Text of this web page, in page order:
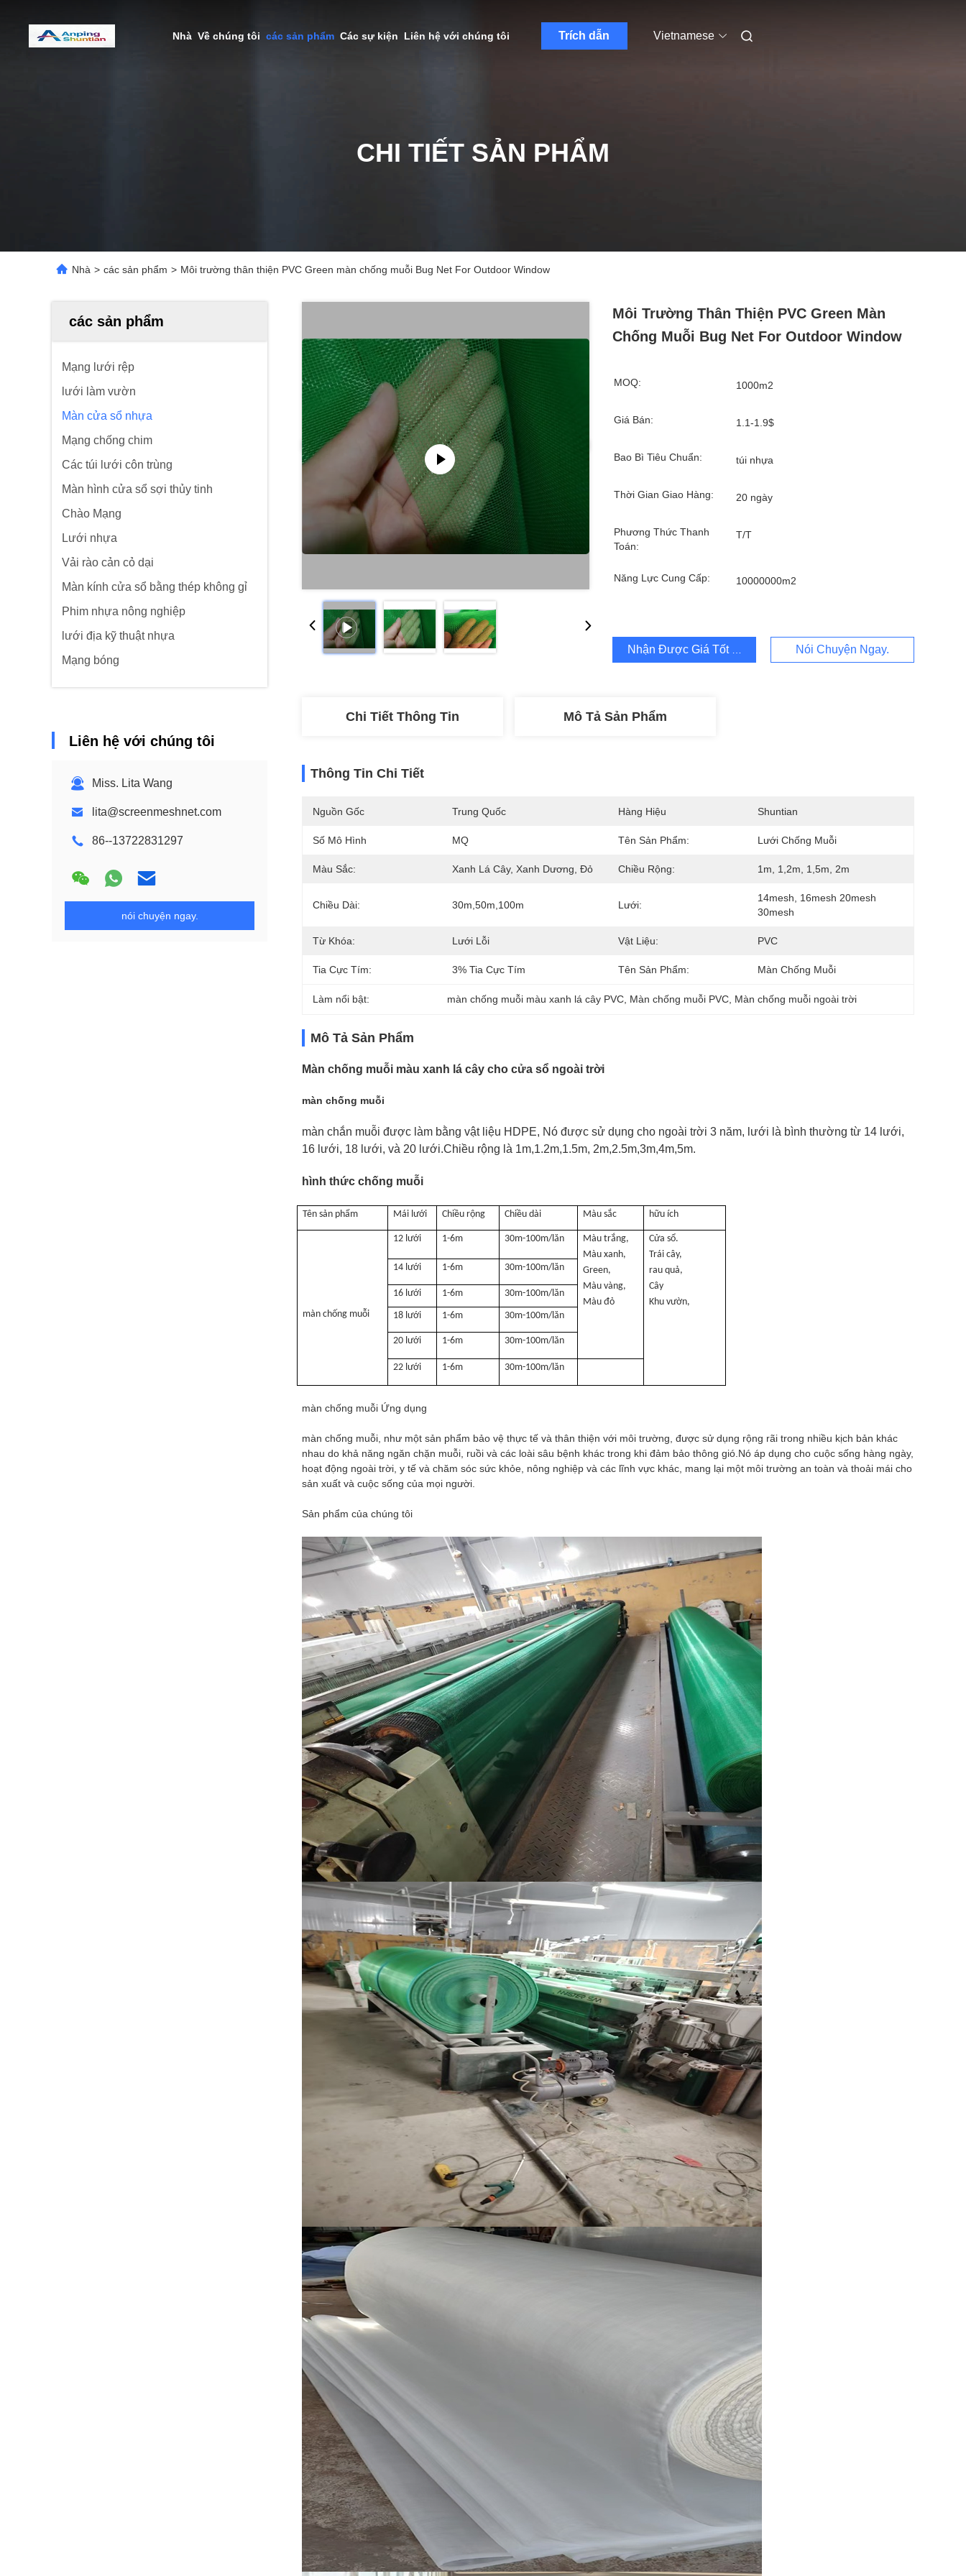
Nhà Về chúng tôi các sản phẩm Các sự kiện Liên hệ với chúng tôi Trích dẫn Vietnamese
CHI TIẾT SẢN PHẨM
Nhà > các sản phẩm > Môi trường thân thiện PVC Green màn chống muỗi Bug Net For Outdoor Window
các sản phẩm
Mạng lưới rệp
lưới làm vườn
Màn cửa sổ nhựa
Mạng chống chim
Các túi lưới côn trùng
Màn hình cửa sổ sợi thủy tinh
Chào Mạng
Lưới nhựa
Vải rào cản cỏ dại
Màn kính cửa sổ bằng thép không gỉ
Phim nhựa nông nghiệp
lưới địa kỹ thuật nhựa
Mạng bóng
Liên hệ với chúng tôi
Miss. Lita Wang
lita@screenmeshnet.com
86--13722831297
nói chuyện ngay.
Môi Trường Thân Thiện PVC Green Màn
Chống Muỗi Bug Net For Outdoor Window
MOQ: 1000m2
Giá Bán: 1.1-1.9$
Bao Bì Tiêu Chuẩn: túi nhựa
Thời Gian Giao Hàng: 20 ngày
Phương Thức Thanh
Toán:
T/T
Năng Lực Cung Cấp: 10000000m2
Nhận Được Giá Tốt Nhất Nói Chuyện Ngay.
Chi Tiết Thông Tin Mô Tả Sản Phẩm
Thông Tin Chi Tiết
Nguồn Gốc Trung Quốc Hàng Hiệu Shuntian
Số Mô Hình MQ Tên Sản Phẩm: Lưới Chống Muỗi
Màu Sắc: Xanh Lá Cây, Xanh Dương, Đỏ Chiều Rộng: 1m, 1,2m, 1,5m, 2m
Chiều Dài: 30m,50m,100m Lưới:
14mesh, 16mesh 20mesh
30mesh
Từ Khóa: Lưới Lỗi Vật Liệu: PVC
Tia Cực Tím: 3% Tia Cực Tím Tên Sản Phẩm: Màn Chống Muỗi
Làm nổi bật: màn chống muỗi màu xanh lá cây PVC Màn chống muỗi PVC Màn chống muỗi ngoài trời
Mô Tả Sản Phẩm
Màn chống muỗi màu xanh lá cây cho cửa sổ ngoài trời
màn chống muỗi
màn chắn muỗi được làm bằng vật liệu HDPE, Nó được sử dụng cho ngoài trời 3 năm, lưới là bình thường từ 14 lưới,
16 lưới, 18 lưới, và 20 lưới.Chiều rộng là 1m,1.2m,1.5m, 2m,2.5m,3m,4m,5m.
hình thức chống muỗi
Tên sản phẩm Mái lưới Chiều rộng Chiều dài Màu sắc hữu ích
màn chống muỗi
12 lưới 1-6m 30m-100m/lăn
Màu trắng,
Màu xanh,
Green,
Màu vàng,
Màu đỏ
Cửa sổ.
Trái cây,
rau quả,
Cây
Khu vườn,
14 lưới 1-6m 30m-100m/lăn
16 lưới 1-6m 30m-100m/lăn
18 lưới 1-6m 30m-100m/lăn
20 lưới 1-6m 30m-100m/lăn
22 lưới 1-6m 30m-100m/lăn
màn chống muỗi Ứng dụng
màn chống muỗi, như một sản phẩm bảo vệ thực tế và thân thiện với môi trường, được sử dụng rộng rãi trong nhiều kịch bản khác
nhau do khả năng ngăn chặn muỗi, ruồi và các loài sâu bệnh khác trong khi đảm bảo thông gió.Nó áp dụng cho cuộc sống hàng ngày,
hoạt động ngoài trời, y tế và chăm sóc sức khỏe, nông nghiệp và các lĩnh vực khác, mang lại một môi trường an toàn và thoải mái cho
sản xuất và cuộc sống của mọi người.
Sản phẩm của chúng tôi